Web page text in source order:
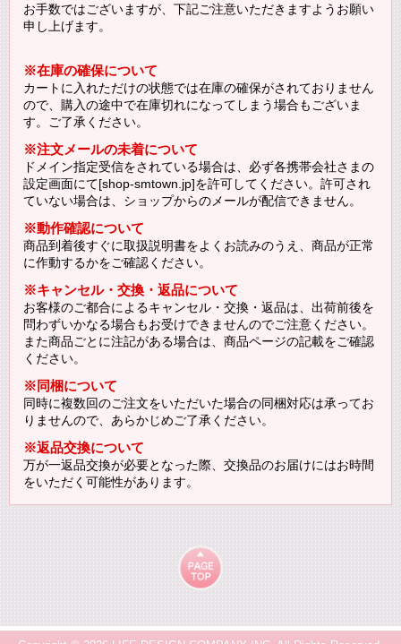
お手数ではございますが、下記ご注意いただきますようお願い
申し上げます。
※在庫の確保について
カートに入れただけの状態では在庫の確保がされておりません
ので、購入の途中で在庫切れになってしまう場合もございま
す。ご了承ください。
※注文メールの未着について
ドメイン指定受信をされている場合は、必ず各携帯会社さまの
設定画面にて[shop-smtown.jp]を許可してください。許可され
ていない場合は、ショップからのメールが配信できません。
※動作確認について
商品到着後すぐに取扱説明書をよくお読みのうえ、商品が正常
に作動するかをご確認ください。
※キャンセル・交換・返品について
お客様のご都合によるキャンセル・交換・返品は、出荷前後を
問わずいかなる場合もお受けできませんのでご注意ください。
また商品ごとに注記がある場合は、商品ページの記載をご確認
ください。
※同梱について
同時に複数回のご注文をいただいた場合の同梱対応は承ってお
りませんので、あらかじめご了承ください。
※返品交換について
万が一返品交換が必要となった際、交換品のお届けにはお時間
をいただく可能性があります。